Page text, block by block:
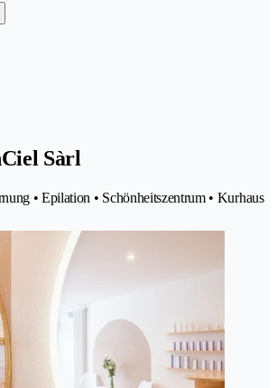
Sàrl
• Epilation • Schönheitszentrum • Kurhaus